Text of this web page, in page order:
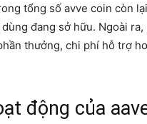
tổng số avve coin còn
đang sở hữu. Ngoài
thưởng, chi phí hỗ trợ
động của